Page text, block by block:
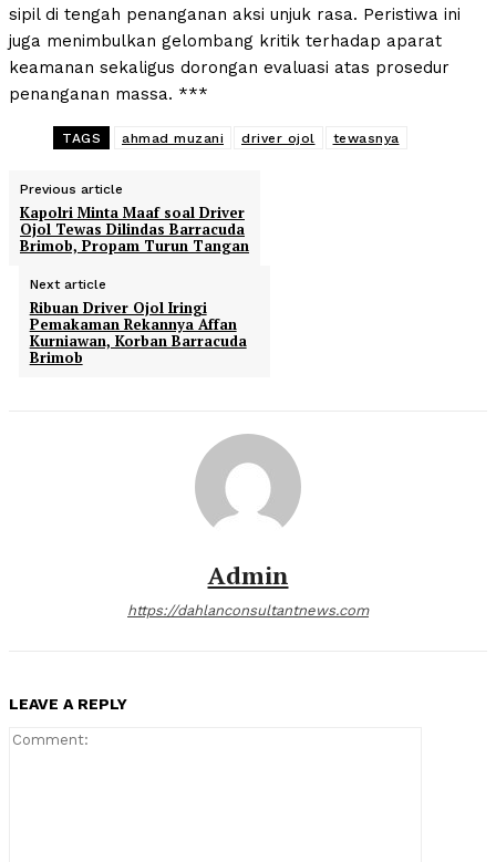
sipil di tengah penanganan aksi unjuk rasa. Peristiwa ini
juga menimbulkan gelombang kritik terhadap aparat
keamanan sekaligus dorongan evaluasi atas prosedur
penanganan massa. ***
TAGS ahmad muzani driver ojol tewasnya
Previous article
Kapolri Minta Maaf soal Driver
Ojol Tewas Dilindas Barracuda
Brimob, Propam Turun Tangan
Next article
Ribuan Driver Ojol Iringi
Pemakaman Rekannya Affan
Kurniawan, Korban Barracuda
Brimob
Admin
https://dahlanconsultantnews.com
LEAVE A REPLY